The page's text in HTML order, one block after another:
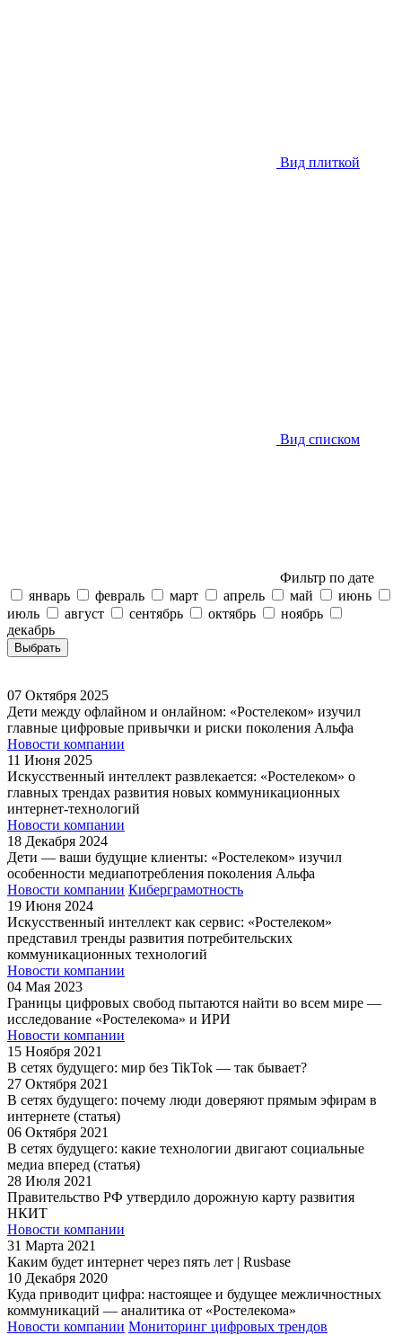
Фильтр по дате
январь
февраль март апрель май
июнь
июль
август сентябрь октябрь
ноябрь
декабрь
Выбрать
07 Октября 2025
Дети между офлайном и онлайном: «Ростелеком» изучил
главные цифровые привычки и риски поколения Альфа
Новости компании
11 Июня 2025
Искусственный интеллект развлекается: «Ростелеком» о
главных трендах развития новых коммуникационных
интернет-технологий
Новости компании
18 Декабря 2024
Дети — ваши будущие клиенты: «Ростелеком» изучил
особенности медиапотребления поколения Альфа
Новости компании Киберграмотность
19 Июня 2024
Искусственный интеллект как сервис: «Ростелеком»
представил тренды развития потребительских
коммуникационных технологий
Новости компании
04 Мая 2023
Границы цифровых свобод пытаются найти во всем мире —
исследование «Ростелекома» и ИРИ
Новости компании
15 Ноября 2021
В сетях будущего: мир без TikTok — так бывает?
27 Октября 2021
В сетях будущего: почему люди доверяют прямым эфирам в
интернете (статья)
06 Октября 2021
В сетях будущего: какие технологии двигают социальные
медиа вперед (статья)
28 Июля 2021
Правительство РФ утвердило дорожную карту развития
НКИТ
Новости компании
31 Марта 2021
Каким будет интернет через пять лет | Rusbase
10 Декабря 2020
Куда приводит цифра: настоящее и будущее межличностных
коммуникаций — аналитика от «Ростелекома»
Новости компании Мониторинг цифровых трендов